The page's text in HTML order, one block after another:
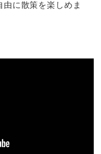
に散策を楽しめま